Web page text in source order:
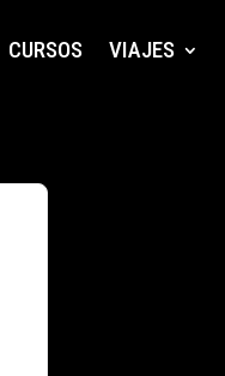
CURSOS VIAJES